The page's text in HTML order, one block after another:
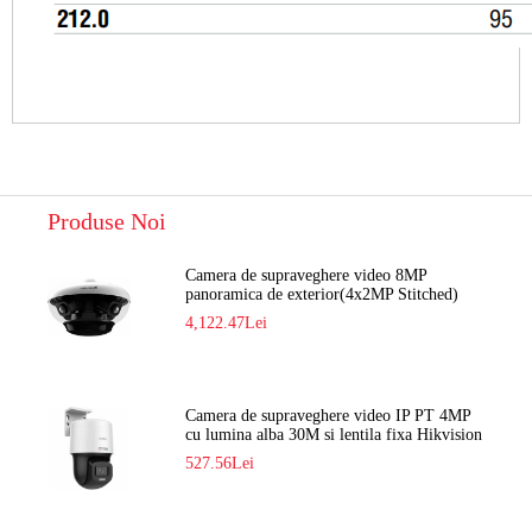
Produse Noi
Camera de supraveghere video 8MP
panoramica de exterior(4x2MP Stitched)
Navaio NGC-7482PR
4,122.47Lei
Camera de supraveghere video IP PT 4MP
cu lumina alba 30M si lentila fixa Hikvision
DS-2DE2C400SCG-E F1
527.56Lei